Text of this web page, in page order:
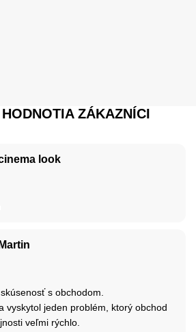
ZÁKAZNÍCI
look
Martin
s obchodom.
vyskytol jeden problém, ktorý obchod
veľmi rýchlo.